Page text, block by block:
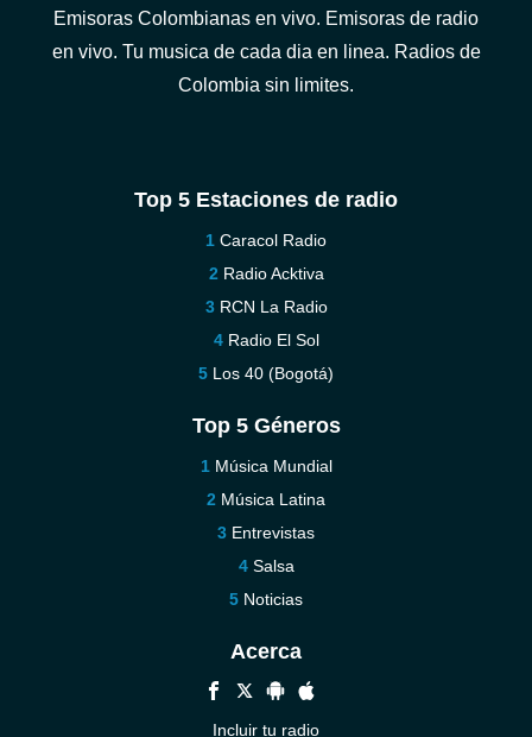
Emisoras Colombianas en vivo. Emisoras de radio
en vivo. Tu musica de cada dia en linea. Radios de
Colombia sin limites.
Top 5 Estaciones de radio
Caracol Radio
Radio Acktiva
RCN La Radio
Radio El Sol
Los 40 (Bogotá)
Top 5 Géneros
Música Mundial
Música Latina
Entrevistas
Salsa
Noticias
Acerca
Incluir tu radio